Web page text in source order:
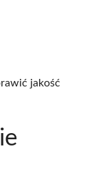
jakość